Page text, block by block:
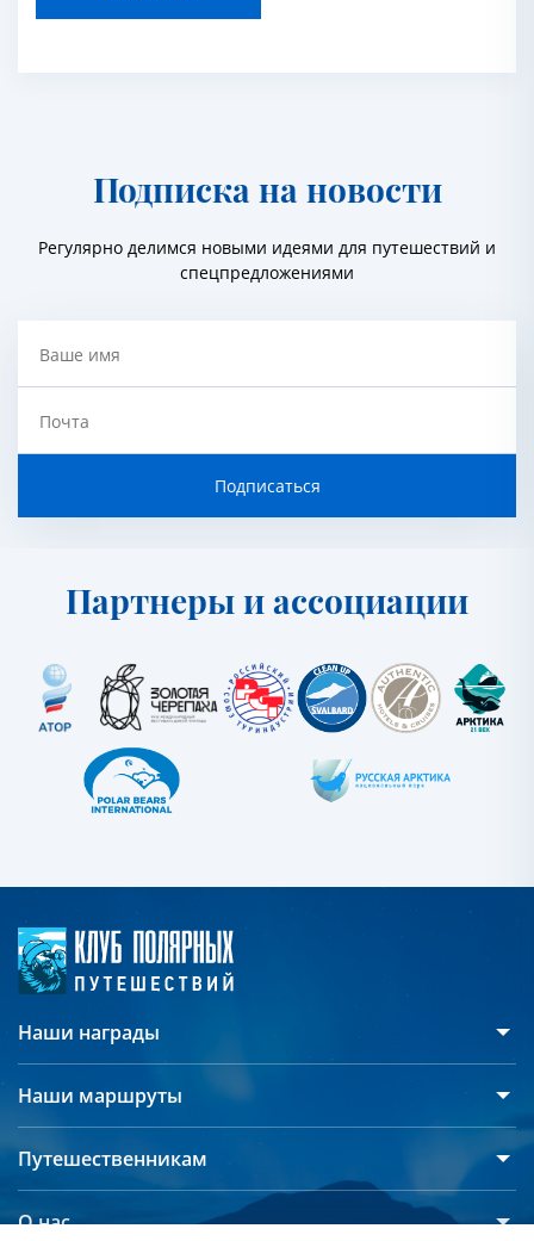
Подписка на новости
Регулярно делимся новыми идеями для путешествий и
спецпредложениями
Ваше имя
Почта
Подписаться
Партнеры и ассоциации
Наши награды
Наши маршруты
Арктика
Северный полюс
Путешественникам
О нас